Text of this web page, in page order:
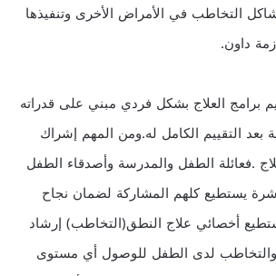
التخاطب في الأمراض الأخرى وتنفيذها
داون.
العلاج بشكل فردي مبني على قدراته
بعد التقييم الكامل له.ومن المهم إشراك
.فعائلة الطفل والمدرسة وأصدقاء الطفل
يستطيع كلهم المشاركة لضمان نجاح
أخصائي علاج النطق(التخاطب) إرشاد
والتخاطب لدى الطفل للوصول أي مستوى